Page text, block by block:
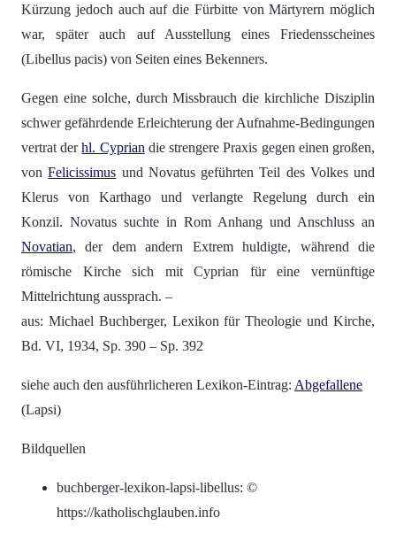
Kürzung jedoch auch auf die Fürbitte von Märtyrern möglich
war, später auch auf Ausstellung eines Friedensscheines
(Libellus pacis) von Seiten eines Bekenners.
Gegen eine solche, durch Missbrauch die kirchliche Disziplin
schwer gefährdende Erleichterung der Aufnahme-Bedingungen
vertrat derhl. Cyprian die strengere Praxis gegen einen großen,
vonFelicissimus und Novatus geführten Teil des Volkes und
Klerus von Karthago und verlangte Regelung durch ein
Konzil. Novatus suchte in Rom Anhang und Anschluss an
Novatian, der dem andern Extrem huldigte, während die
römische Kirche sich mit Cyprian für eine vernünftige
Mittelrichtung aussprach. –
aus: Michael Buchberger, Lexikon für Theologie und Kirche,
Bd. VI, 1934, Sp. 390 – Sp. 392
siehe auch den ausführlicheren Lexikon-Eintrag: Abgefallene
(Lapsi)
Bildquellen
buchberger-lexikon-lapsi-libellus: ©
https://katholischglauben.info